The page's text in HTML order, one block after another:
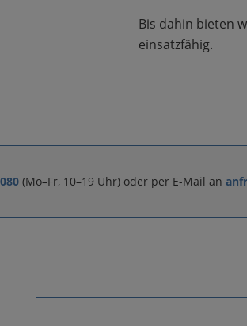
Bis dahin bieten
einsatzfähig.
(Mo–Fr, 10–19 Uhr) oder per E-Mail an